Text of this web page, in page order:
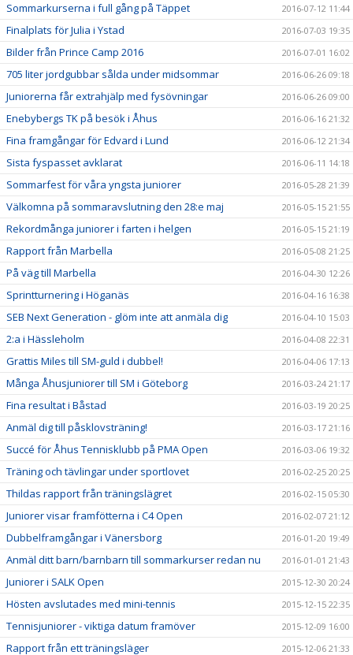
Sommarkurserna i full gång på Täppet 2016-07-12 11:44
Finalplats för Julia i Ystad 2016-07-03 19:35
Bilder från Prince Camp 2016 2016-07-01 16:02
705 liter jordgubbar sålda under midsommar 2016-06-26 09:18
Juniorerna får extrahjälp med fysövningar 2016-06-26 09:00
Enebybergs TK på besök i Åhus 2016-06-16 21:32
Fina framgångar för Edvard i Lund 2016-06-12 21:34
Sista fyspasset avklarat 2016-06-11 14:18
Sommarfest för våra yngsta juniorer 2016-05-28 21:39
Välkomna på sommaravslutning den 28:e maj 2016-05-15 21:55
Rekordmånga juniorer i farten i helgen 2016-05-15 21:19
Rapport från Marbella 2016-05-08 21:25
På väg till Marbella 2016-04-30 12:26
Sprintturnering i Höganäs 2016-04-16 16:38
SEB Next Generation - glöm inte att anmäla dig 2016-04-10 15:03
2:a i Hässleholm 2016-04-08 22:31
Grattis Miles till SM-guld i dubbel! 2016-04-06 17:13
Många Åhusjuniorer till SM i Göteborg 2016-03-24 21:17
Fina resultat i Båstad 2016-03-19 20:25
Anmäl dig till påsklovsträning! 2016-03-17 21:16
Succé för Åhus Tennisklubb på PMA Open 2016-03-06 19:32
Träning och tävlingar under sportlovet 2016-02-25 20:25
Thildas rapport från träningslägret 2016-02-15 05:30
Juniorer visar framfötterna i C4 Open 2016-02-07 21:12
Dubbelframgångar i Vänersborg 2016-01-20 19:49
Anmäl ditt barn/barnbarn till sommarkurser redan nu 2016-01-01 21:43
Juniorer i SALK Open 2015-12-30 20:24
Hösten avslutades med mini-tennis 2015-12-15 22:35
Tennisjuniorer - viktiga datum framöver 2015-12-09 16:00
Rapport från ett träningsläger 2015-12-06 21:33